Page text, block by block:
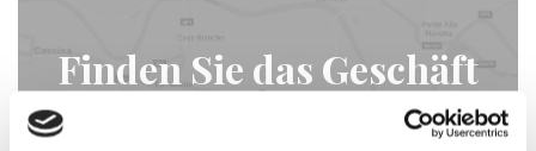
Finden Sie das Geschäft